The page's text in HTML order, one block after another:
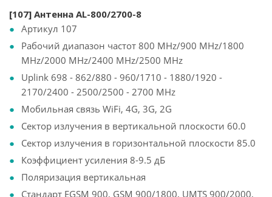
[107] Антенна AL-800/2700-8
Артикул 107
Рабочий диапазон частот 800 MHz/900 MHz/1800
MHz/2000 MHz/2400 MHz/2500 MHz
Uplink 698 - 862/880 - 960/1710 - 1880/1920 -
2170/2400 - 2500/2500 - 2700 MHz
Мобильная связь WiFi, 4G, 3G, 2G
Сектор излучения в вертикальной плоскости 60.0
Сектор излучения в горизонтальной плоскости 85.0
Коэффициент усиления 8-9.5 дБ
Поляризация вертикальная
Стандарт EGSM 900, GSM 900/1800, UMTS 900/2000,